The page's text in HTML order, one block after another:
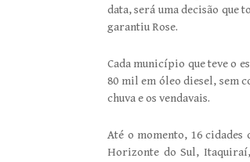
data, será uma decisão que
garantiu Rose.
Cada município que teve o
80 mil em óleo diesel, sem
chuva e os vendavais.
Até o momento, 16 cidades
Horizonte do Sul,